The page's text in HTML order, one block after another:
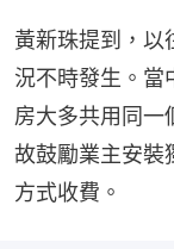
黃新珠提到，以
況不時發生。當
房大多共用同一
故鼓勵業主安裝
方式收費。